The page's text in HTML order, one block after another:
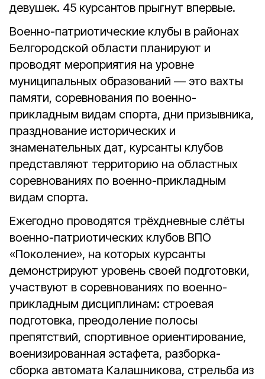
девушек. 45 курсантов прыгнут впервые.
Военно-патриотические клубы в районах
Белгородской области планируют и
проводят мероприятия на уровне
муниципальных образований — это вахты
памяти, соревнования по военно-
прикладным видам спорта, дни призывника,
празднование исторических и
знаменательных дат, курсанты клубов
представляют территорию на областных
соревнованиях по военно-прикладным
видам спорта.
Ежегодно проводятся трёхдневные слёты
военно-патриотических клубов ВПО
«Поколение», на которых курсанты
демонстрируют уровень своей подготовки,
участвуют в соревнованиях по военно-
прикладным дисциплинам: строевая
подготовка, преодоление полосы
препятствий, спортивное ориентирование,
военизированная эстафета, разборка-
сборка автомата Калашникова, стрельба из